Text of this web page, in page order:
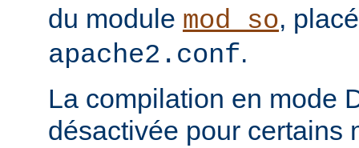
du module mod_so,
apache2.conf.
La compilation en mode
désactivée pour certains